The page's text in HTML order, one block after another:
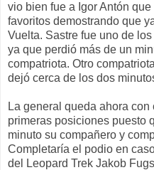
vio bien fue a Igor Antón
favoritos demostrando que
Vuelta. Sastre fue uno de
ya que perdió más de un
compatriota. Otro
dejó cerca de los dos
La general queda ahora
primeras posiciones puesto
minuto su compañero y
Completaría el podio en
del Leopard Trek Jakob